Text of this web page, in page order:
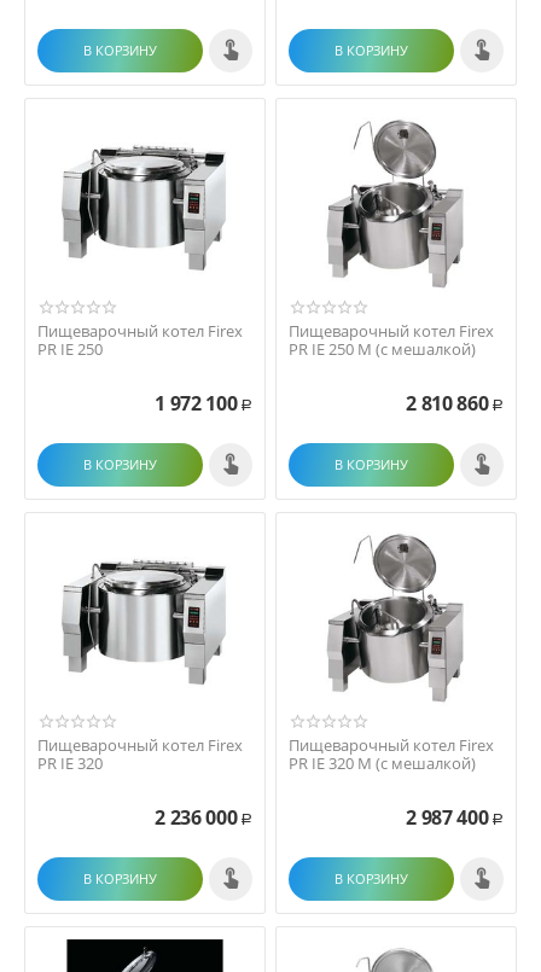
В КОРЗИНУ В КОРЗИНУ
Пищеварочный котел Firex
PR IE 250
1 972 100 Р
В КОРЗИНУ
Пищеварочный котел Firex
PR IE 250 M (с мешалкой)
2 810 860 Р
В КОРЗИНУ
Пищеварочный котел Firex
PR IE 320
2 236 000 Р
В КОРЗИНУ
Пищеварочный котел Firex
PR IE 320 M (с мешалкой)
2 987 400 Р
В КОРЗИНУ